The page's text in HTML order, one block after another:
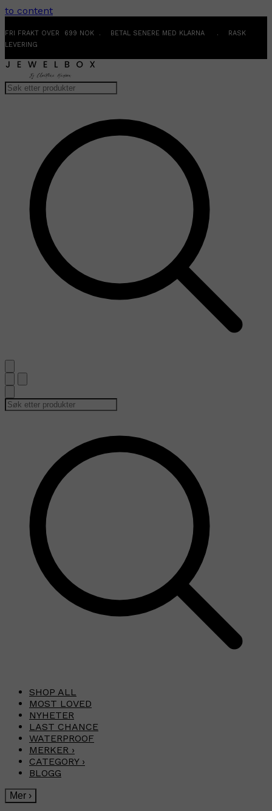
to content
FRI FRAKT OVER 699 NOK . BETAL SENERE MED KLARNA . RASK
LEVERING
SHOP ALL
MOST LOVED
NYHETER
LAST CHANCE
WATERPROOF
MERKER ›
CATEGORY ›
BLOGG
Mer ›